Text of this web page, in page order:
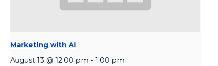
Marketing with AI
August 13 @ 12:00 pm - 1:00 pm